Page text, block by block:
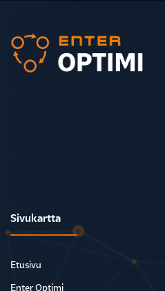
Sivukartta
Etusivu
Enter Optimi